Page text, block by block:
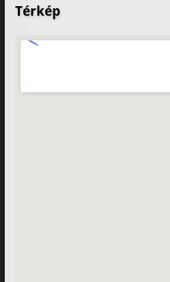
Térkép